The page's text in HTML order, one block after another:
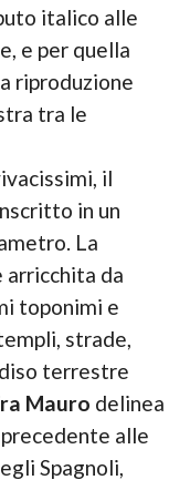
italico alle
e per quella
riproduzione
tra le
il
in un
La
arricchita da
toponimi e
strade,
terrestre
Mauro delinea
alle
Spagnoli,